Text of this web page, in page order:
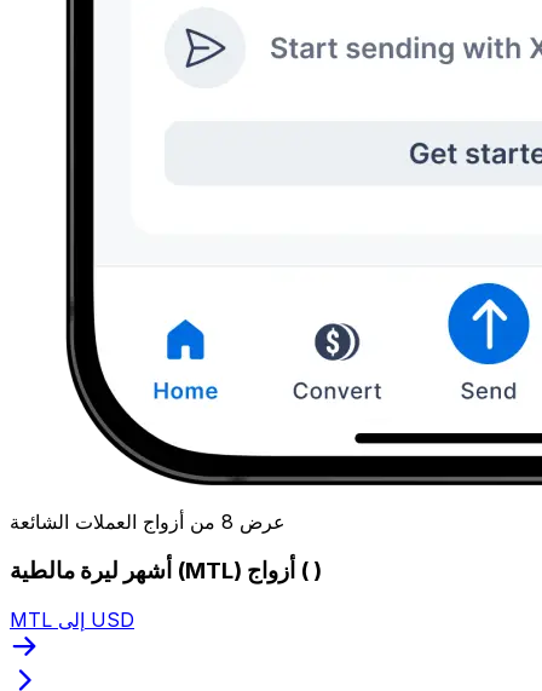
عرض 8 من أزواج العملات الشائعة
أشهر ليرة مالطية (MTL) أزواج ( )
MTL إلى USD